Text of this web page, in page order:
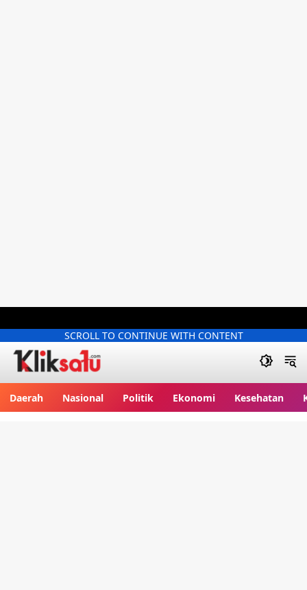
SCROLL TO CONTINUE WITH CONTENT
Daerah Nasional Politik Ekonomi Kesehatan